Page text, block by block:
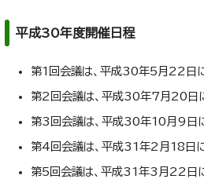
平成30年度開催日程
第1回会議は、平成30年5月22日に
第2回会議は、平成30年7月20日に
第3回会議は、平成30年10月9日に
第4回会議は、平成31年2月18日に
第5回会議は、平成31年3月22日に